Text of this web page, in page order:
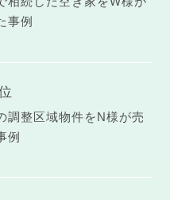
事例
調整区域物件をN様が売
例